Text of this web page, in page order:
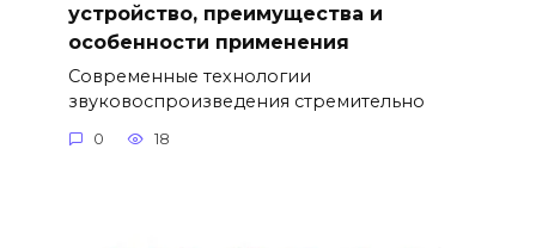
устройство, преимущества и
особенности применения
Современные технологии
звуковоспроизведения стремительно
0 18